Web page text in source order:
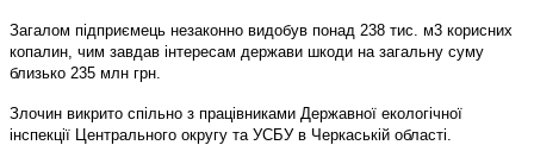
Загалом підприємець незаконно видобув понад 238 тис. м3 корисних
копалин, чим завдав інтересам держави шкоди на загальну суму
близько 235 млн грн.
Злочин викрито спільно з працівниками Державної екологічної
інспекції Центрального округу та УСБУ в Черкаській області.